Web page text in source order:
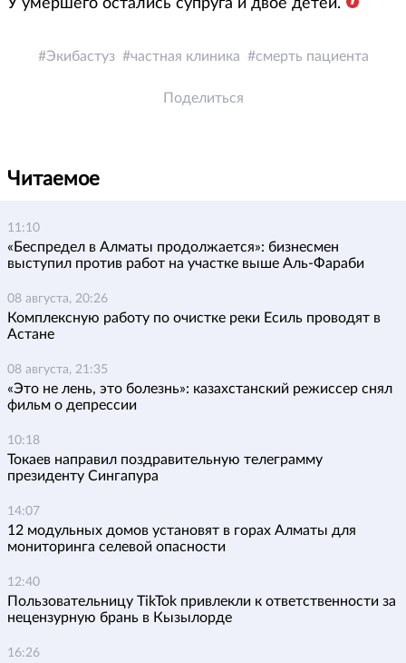
Экибастуз частная клиника смерть пациента
Поделиться
Читаемое
11:10
«Беспредел в Алматы продолжается»: бизнесмен
выступил против работ на участке выше Аль-Фараби
08 августа, 20:26
Комплексную работу по очистке реки Есиль проводят в
Астане
08 августа, 21:35
«Это не лень, это болезнь»: казахстанский режиссер снял
фильм о депрессии
10:18
Токаев направил поздравительную телеграмму
президенту Сингапура
14:07
12 модульных домов установят в горах Алматы для
мониторинга селевой опасности
12:40
Пользовательницу TikTok привлекли к ответственности за
нецензурную брань в Кызылорде
16:26